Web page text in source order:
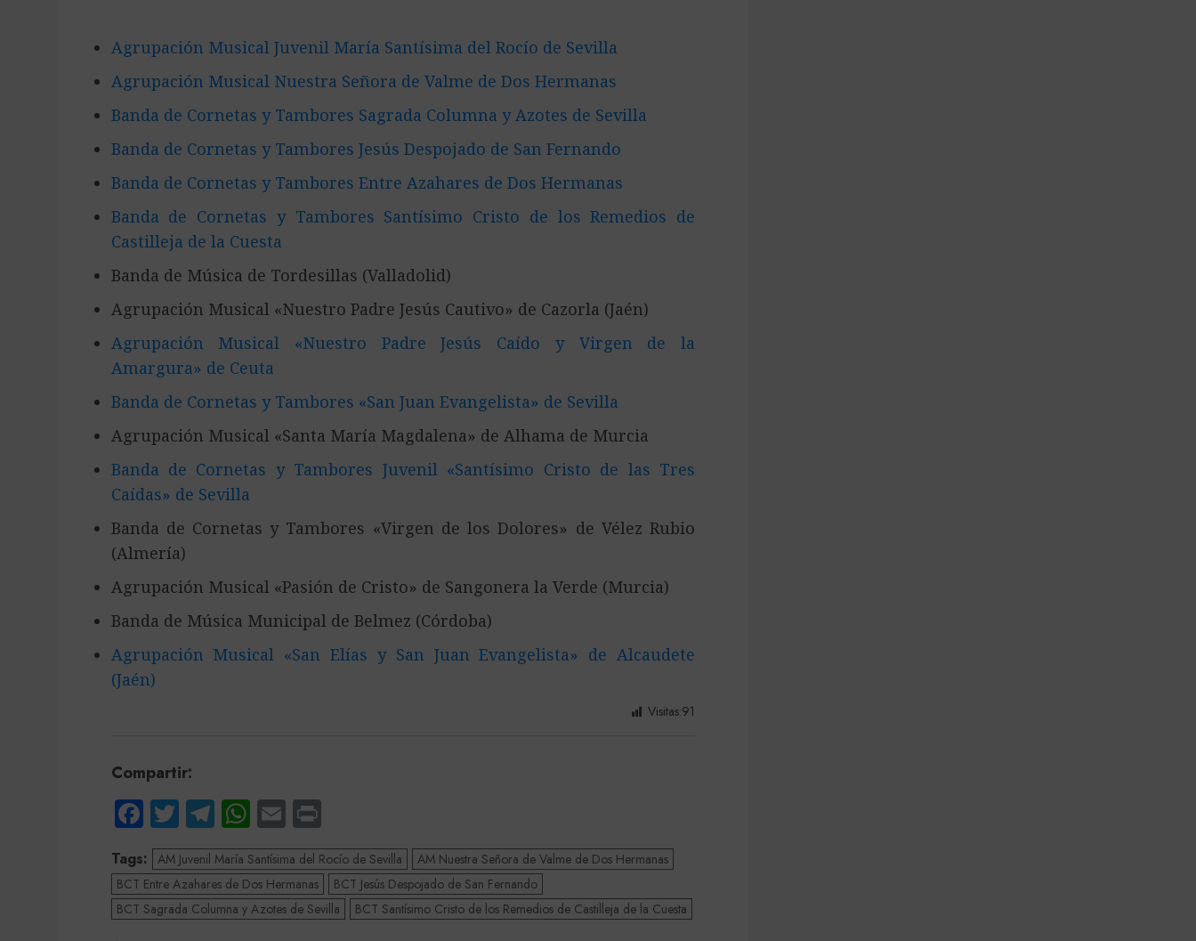
Agrupación Musical Juvenil María Santísima del Rocío de Sevilla
Agrupación Musical Nuestra Señora de Valme de Dos Hermanas
Banda de Cornetas y Tambores Sagrada Columna y Azotes de Sevilla
Banda de Cornetas y Tambores Jesús Despojado de San Fernando
Banda de Cornetas y Tambores Entre Azahares de Dos Hermanas
Banda de Cornetas y Tambores Santísimo Cristo de los Remedios de
Castilleja de la Cuesta
Banda de Música de Tordesillas (Valladolid)
Agrupación Musical «Nuestro Padre Jesús Cautivo» de Cazorla (Jaén)
Agrupación Musical «Nuestro Padre Jesús Caído y Virgen de la
Amargura» de Ceuta
Banda de Cornetas y Tambores «San Juan Evangelista» de Sevilla
Agrupación Musical «Santa María Magdalena» de Alhama de Murcia
Banda de Cornetas y Tambores Juvenil «Santísimo Cristo de las Tres
Caídas» de Sevilla
Banda de Cornetas y Tambores «Virgen de los Dolores» de Vélez Rubio
(Almería)
Agrupación Musical «Pasión de Cristo» de Sangonera la Verde (Murcia)
Banda de Música Municipal de Belmez (Córdoba)
Agrupación Musical «San Elías y San Juan Evangelista» de Alcaudete
(Jaén)
Visitas:91
Compartir:
Facebook
Twitter
Telegram
WhatsApp
EmailPrint
Tags: AM Juvenil María Santísima del Rocío de Sevilla
AM Nuestra Señora de Valme de Dos Hermanas
BCT Entre Azahares de Dos Hermanas
BCT Jesús Despojado de San Fernando
BCT Sagrada Columna y Azotes de Sevilla
BCT Santísimo Cristo de los Remedios de Castilleja de la Cuesta